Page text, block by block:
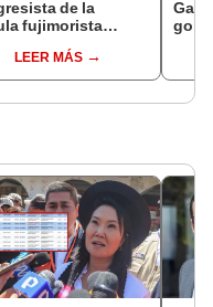
de la
fujimorista
LEER MÁS